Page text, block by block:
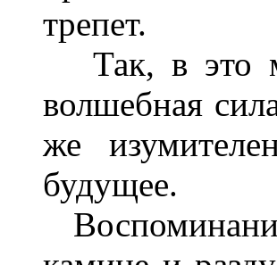
трепет.
Так, в это
волшебная
же
будущее.